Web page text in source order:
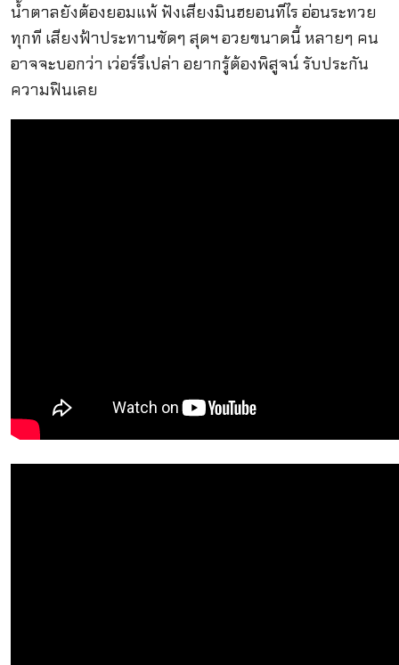
น้ำตาลยังต้องยอมแพ้ ฟังเสียงมินฮยอนทีไร อ่อนระทวย
ทุกที เสียงฟ้าประทานชัดๆ สุดฯ อวยขนาดนี้ หลายๆ คน
อาจจะบอกว่า เว่อร์รึเปล่า อยากรู้ต้องพิสูจน์ รับประกัน
ความฟินเลย